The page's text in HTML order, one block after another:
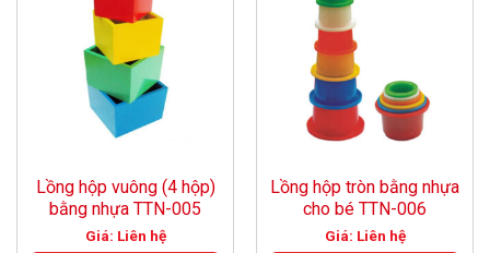
Lồng hộp vuông (4 hộp)
bằng nhựa TTN-005
Giá: Liên hệ
Lồng hộp tròn bằng nhựa
cho bé TTN-006
Giá: Liên hệ